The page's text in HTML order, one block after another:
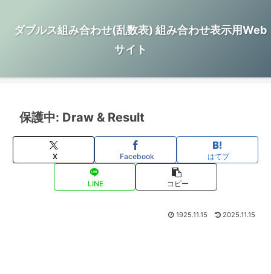
ダブルス組み合わせ(乱数表) 組み合わせ表示用Web
サイト
保護中: Draw & Result
X Facebook はてブ
LINE コピー
1925.11.15 2025.11.15